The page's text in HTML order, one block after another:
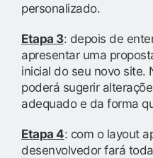
personalizado.
Etapa 3: depois de
apresentar uma
inicial do seu novo site.
poderá sugerir
adequado e da forma
Etapa 4: com o layout
desenvolvedor fará